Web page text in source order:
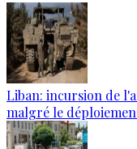
Liban: incursion de
malgré le